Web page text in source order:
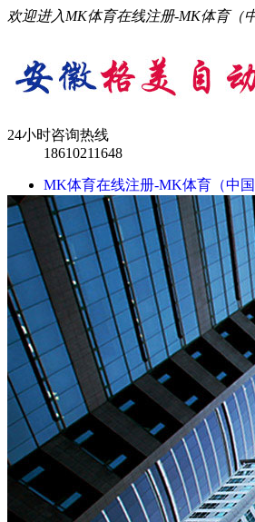
欢迎进入MK体育在线注册-MK体育（
24小时咨询热线
18610211648
MK体育在线注册-MK体育（中国